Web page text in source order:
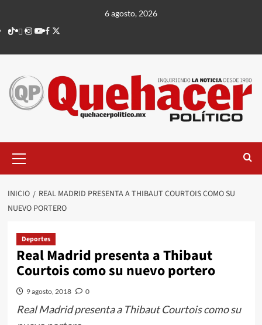
contenido
6 agosto, 2026
TikTok
threads
Instagram
Youtube
Facebook
X
principal
INICIO
REAL MADRID PRESENTA A THIBAUT COURTOIS COMO SU
NUEVO PORTERO
Deportes
Real Madrid presenta a Thibaut
Courtois como su nuevo portero
9 agosto, 2018 0
Real Madrid presenta a Thibaut Courtois como su